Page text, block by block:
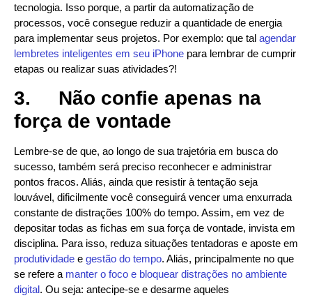
tecnologia. Isso porque, a partir da automatização de
processos, você consegue reduzir a quantidade de energia
para implementar seus projetos. Por exemplo: que tal agendar
lembretes inteligentes em seu iPhone para lembrar de cumprir
etapas ou realizar suas atividades?!
3. Não confie apenas na
força de vontade
Lembre-se de que, ao longo de sua trajetória em busca do
sucesso, também será preciso reconhecer e administrar
pontos fracos. Aliás, ainda que resistir à tentação seja
louvável, dificilmente você conseguirá vencer uma enxurrada
constante de distrações 100% do tempo. Assim, em vez de
depositar todas as fichas em sua força de vontade, invista em
disciplina. Para isso, reduza situações tentadoras e aposte em
produtividade e gestão do tempo. Aliás, principalmente no que
se refere a manter o foco e bloquear distrações no ambiente
digital. Ou seja: antecipe-se e desarme aqueles